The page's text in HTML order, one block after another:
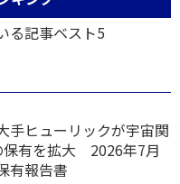
る記事ベスト5
手ヒューリックが宇宙関
保有を拡大 2026年7月
有報告書